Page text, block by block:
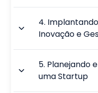
4.
Inovação e
5. Planejando
uma Startup